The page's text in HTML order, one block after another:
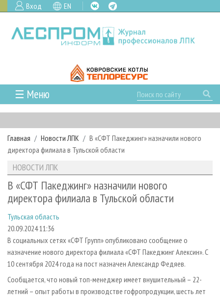
Вход EN
☰ Меню
ГЛАВНАЯ
РУБРИКИ И ТЕМЫ
РУБРИКИ ЖУРНАЛА
ЛЕСОЗАГОТОВКА
ЛЕСОПИЛЕНИЕ
СУШКА ДРЕВЕСИНЫ
ПРОИЗВОДСТВО ДРЕВЕСНЫХ ПЛИТ
ДЕРЕВЯННОЕ ДОМОСТРОЕНИЕ
ПРОИЗВОДСТВО МЕБЕЛИ
БИОЭНЕРГЕТИКА
НОВОСТИ
НОВОСТИ ЛПК
НОВОСТИ ЖУРНАЛА
ПРОЕКТЫ ЛПИ
АНАЛИТИКА
ПРЕДПРИЯТИЯ ЛПК
ПЕРСОНЫ
МОБИЛЬНЫЕ ВЫСТАВКИ
ОФИЦИАЛЬНЫЕ ДЕЛЕГАЦИИ
ПРИОРИТЕТНЫЕ ИНВЕСТПРОЕКТЫ
RUSSIAN FORESTRY REVIEW
АРХИВ
АРХИВ ЖУРНАЛОВ
СТАТЬИ
О ЖУРНАЛЕ
ПОДПИСКА
КОНТАКТЫ
РЕКЛАМОДАТЕЛЯМ
РЕКЛАМА
РЕКЛАМА НА САЙТЕ
Главная Новости ЛПК
В «СФТ Пакеджинг» назначили нового
директора филиала в Тульской области
НОВОСТИ ЛПК
В «СФТ Пакеджинг» назначили нового
директора филиала в Тульской области
Тульская область
20.09.2024 11:36
В социальных сетях «СФТ Групп» опубликовано сообщение о
назначение нового директора филиала «СФТ Пакеджинг Алексин». С
10 сентября 2024 года на пост назначен Александр Федяев.
Сообщается, что новый топ-менеджер имеет внушительный – 22-
летний – опыт работы в производстве гофропродукции, шесть лет